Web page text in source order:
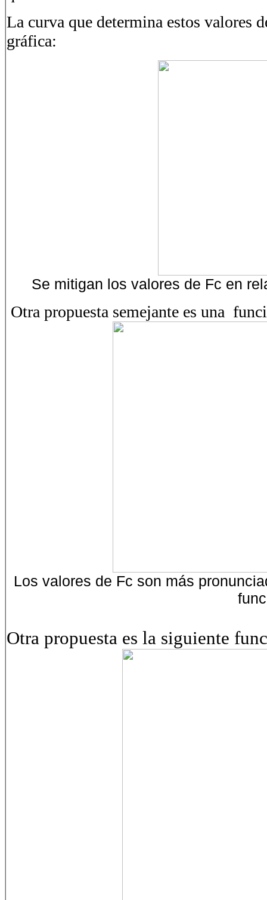
La curva que determina estos valores
gráfica:
Se mitigan los valores de Fc en
Otra propuesta semejante es una
Los valores de Fc son más
Otra propuesta es la siguiente